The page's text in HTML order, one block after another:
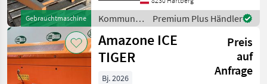
Gebrauchtmaschine
Salzstreugerät AXEO 18.1Q +
Bj. 2020, Modelljahr 2021 +
ge
Kommunalgeräte
/ Rauch
Premium Plus Händler
Amazone ICE
TIGER
Preis
auf
Anfrage
Bj. 2026